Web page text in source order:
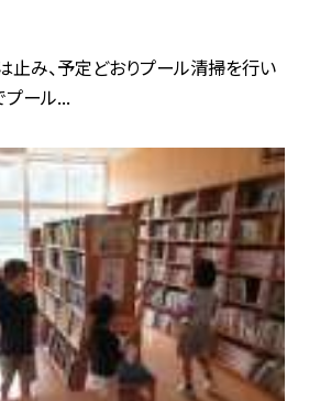
止み、予定どおりプール清掃を行い
プール...